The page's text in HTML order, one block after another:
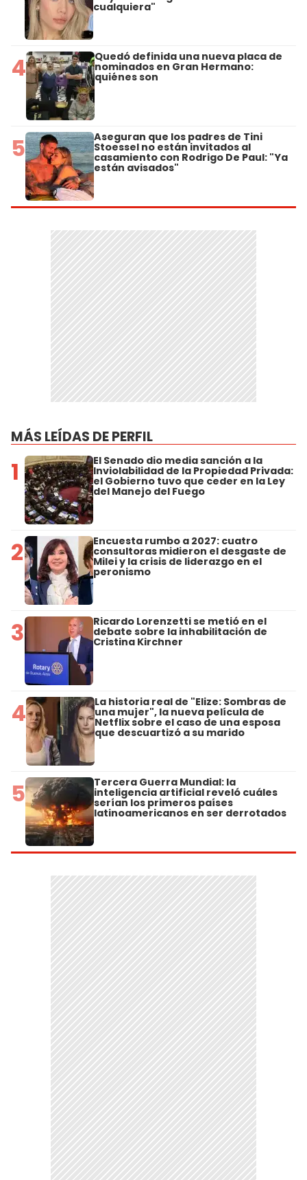
cualquiera"
4 Quedó definida una nueva placa de
nominados en Gran Hermano:
quiénes son
5 Aseguran que los padres de Tini
Stoessel no están invitados al
casamiento con Rodrigo De Paul: "Ya
están avisados"
MÁS LEÍDAS DE PERFIL
1 El Senado dio media sanción a la
Inviolabilidad de la Propiedad Privada:
el Gobierno tuvo que ceder en la Ley
del Manejo del Fuego
2 Encuesta rumbo a 2027: cuatro
consultoras midieron el desgaste de
Milei y la crisis de liderazgo en el
peronismo
3 Ricardo Lorenzetti se metió en el
debate sobre la inhabilitación de
Cristina Kirchner
4 La historia real de "Elize: Sombras de
una mujer", la nueva película de
Netflix sobre el caso de una esposa
que descuartizó a su marido
5 Tercera Guerra Mundial: la
inteligencia artificial reveló cuáles
serían los primeros países
latinoamericanos en ser derrotados